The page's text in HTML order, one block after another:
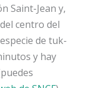
Saint-Jean y,
centro del
de tuk-
y hay